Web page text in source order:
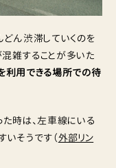
ん渋滞していくのを
雑することが多いた
利用できる場所での待
時は、左車線にいる
そうです（外部リン